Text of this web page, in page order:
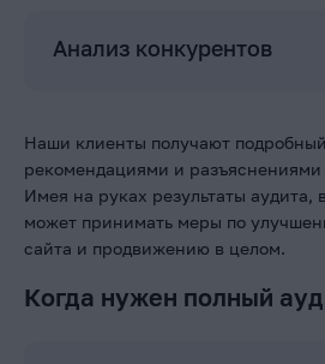
Анализ конкурентов
Наши клиенты получают
рекомендациями и разъяснениями
Имея на руках результаты аудита,
может принимать меры по
сайта и продвижению в целом.
Когда нужен полный